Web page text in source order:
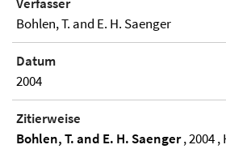
Bohlen, T. and E. H. Saenger
Datum
2004
Zitierweise
Bohlen, T. and E. H. Saenger, 2004 ,